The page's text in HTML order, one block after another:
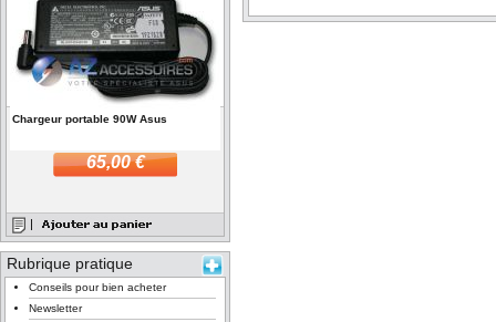
Chargeur portable 90W Asus
65,00 €
Rubrique pratique
Conseils pour bien acheter
Newsletter